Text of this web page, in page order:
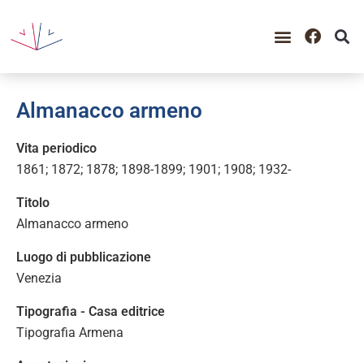
Almanacco armeno
Vita periodico
1861; 1872; 1878; 1898-1899; 1901; 1908; 1932-
Titolo
Almanacco armeno
Luogo di pubblicazione
Venezia
Tipografia - Casa editrice
Tipografia Armena